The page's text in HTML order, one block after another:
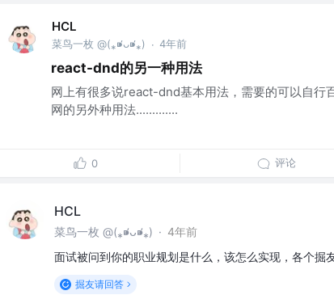
HCL
菜鸟一枚 @(⁎⁍̴̛ᴗ⁍̴̛⁎) · 4年前
react-dnd的另一种用法
网上有很多说react-dnd基本用法，需要的可以自行
网的另外种用法.............
0 评论
HCL
菜鸟一枚 @(⁎⁍̴̛ᴗ⁍̴̛⁎) · 4年前
面试被问到你的职业规划是什么，该怎么实现，各个掘
掘友请回答